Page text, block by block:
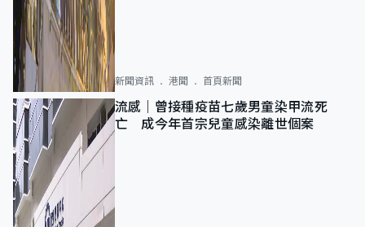
新聞資訊 港聞 首頁新聞
流感｜曾接種疫苗七歲男童染甲流死
亡 成今年首宗兒童感染離世個案